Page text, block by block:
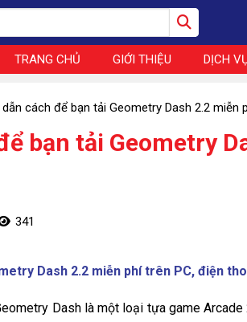
TRANG CHỦ GIỚI THIỆU DỊCH
cách để bạn tải Geometry Dash 2.2 miễn
bạn tải Geometry
341
Dash 2.2 miễn phí trên PC, điện
Dash là một loại tựa game